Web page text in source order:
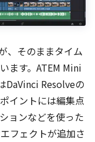
、そのままタイム
ます。ATEM Mini
DaVinci Resolveの
イントには編集点
ョンなどを使った
フェクトが追加さ